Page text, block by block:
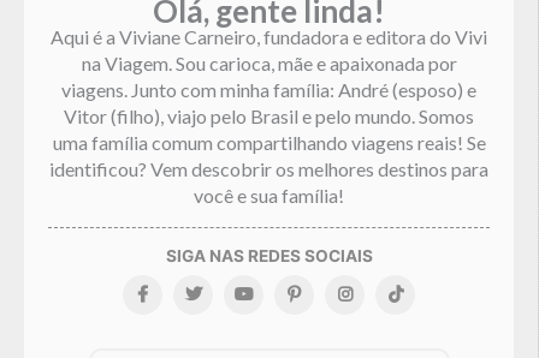
Olá, gente linda!
Aqui é a Viviane Carneiro, fundadora e editora do Vivi
na Viagem. Sou carioca, mãe e apaixonada por
viagens. Junto com minha família: André (esposo) e
Vitor (filho), viajo pelo Brasil e pelo mundo. Somos
uma família comum compartilhando viagens reais! Se
identificou? Vem descobrir os melhores destinos para
você e sua família!